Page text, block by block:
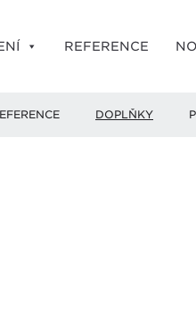
REFERENCE
DOPLŇKY